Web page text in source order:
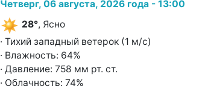
Четверг, 06 августа, 2026 года - 13:00
28°, Ясно
· Тихий западный ветерок (1 м/с)
· Влажность: 64%
· Давление: 758 мм рт. ст.
· Облачность: 74%